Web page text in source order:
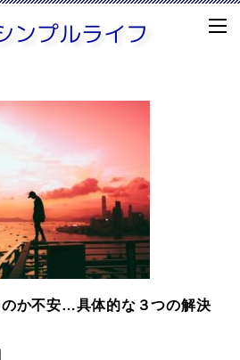
か不安…具体的な３つの解決